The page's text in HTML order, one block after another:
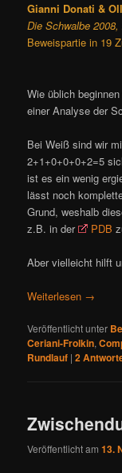
Gianni Donati &
Die Schwalbe
Beweispartie in 19
Wie üblich
einer Analyse der
Bei Weiß sind wir
2+1+0+0+0+2=5
ist es ein wenig
lässt noch
Grund, weshalb
z.B. in der
PDB
Aber vielleicht hilft
Weiterlesen →
Veröffentlicht unter
Ceriani-Frolkin,
Rundlauf |2
Veröffentlicht am13.